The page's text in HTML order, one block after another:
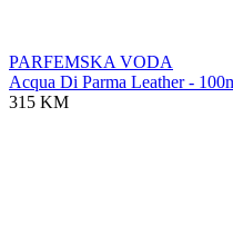
PARFEMSKA VODA
Acqua Di Parma Leather -
315 KM